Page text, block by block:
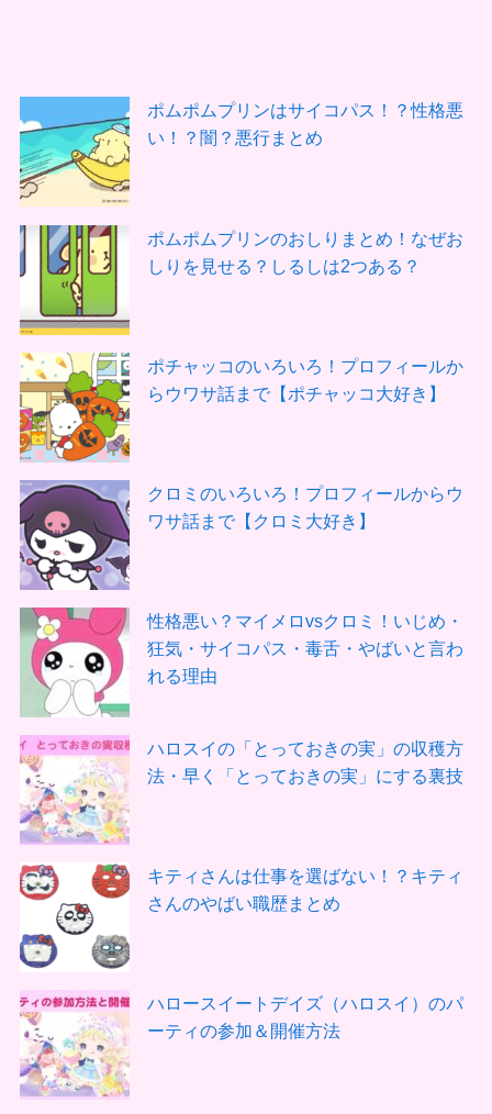
ポムポムプリンはサイコパス！？性格悪
い！？闇？悪行まとめ
ポムポムプリンのおしりまとめ！なぜお
しりを見せる？しるしは2つある？
ポチャッコのいろいろ！プロフィールか
らウワサ話まで【ポチャッコ大好き】
クロミのいろいろ！プロフィールからウ
ワサ話まで【クロミ大好き】
性格悪い？マイメロvsクロミ！いじめ・
狂気・サイコパス・毒舌・やばいと言わ
れる理由
ハロスイの「とっておきの実」の収穫方
法・早く「とっておきの実」にする裏技
キティさんは仕事を選ばない！？キティ
さんのやばい職歴まとめ
ハロースイートデイズ（ハロスイ）のパ
ーティの参加＆開催方法